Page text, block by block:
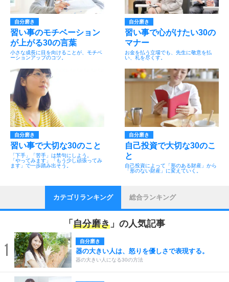
自分磨き
習い事のモチベーション
が上がる30の言葉
小さな成長に目を向けることが、モチベ
ーションアップのコツ。
自分磨き
習い事で心がけたい30の
マナー
お金を払う立場でも、先生に敬意を払
い、礼を尽くす。
自分磨き
習い事で大切な30のこと
「下手」「苦手」は禁句にしよう。
「やってみます」「もう少し頑張ってみ
ます」で一歩踏み出そう。
自分磨き
自己投資で大切な30のこ
と
自己投資によって「形のある財産」から
「形のない財産」に変えていく。
カテゴリランキング 総合ランキング
「 自分磨き 」の人気記事
1 自分磨き
器の大きい人は、怒りを優しさで表現する。
器の大きい人になる30の方法